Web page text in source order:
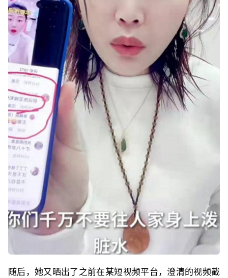
随后，她又晒出了之前在某短视频平台，澄清的视频截